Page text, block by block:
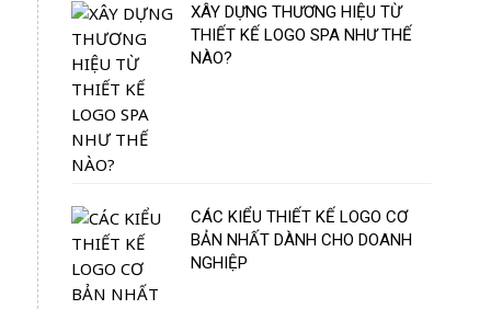
XÂY DỰNG THƯƠNG HIỆU TỪ
THIẾT KẾ LOGO SPA NHƯ THẾ
NÀO?
CÁC KIỂU THIẾT KẾ LOGO CƠ
BẢN NHẤT DÀNH CHO DOANH
NGHIỆP